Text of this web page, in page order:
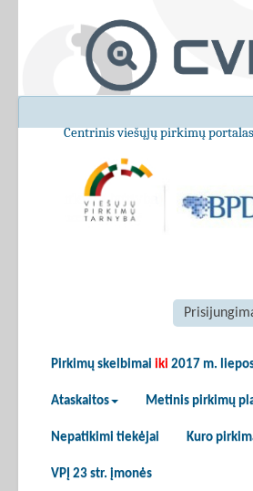
Centrinis viešųjų pirkimų portalas
Pirkimų skelbimai iki 2017 m.
Ataskaitos Metinis pirkimų
Nepatikimi tiekėjai Kuro
VPĮ 23 str. įmonės